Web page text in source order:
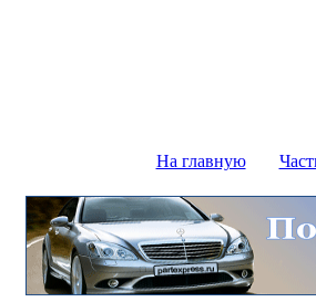
На главную